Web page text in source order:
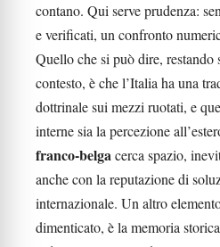
contano. Qui serve prudenza:
e verificati, un confronto
Quello che si può dire, restando
contesto, è che l’Italia ha una
dottrinale sui mezzi ruotati, e
interne sia la percezione
franco-belgacerca spazio,
anche con la reputazione di
internazionale. Un altro
dimenticato, è la memoria